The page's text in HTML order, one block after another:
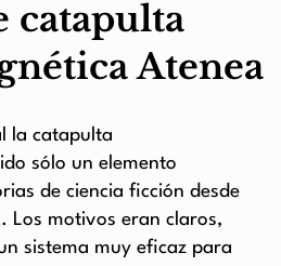
catapulta
Atenea
la catapulta
sólo un elemento
de ciencia ficción desde
Los motivos eran claros,
sistema muy eficaz para